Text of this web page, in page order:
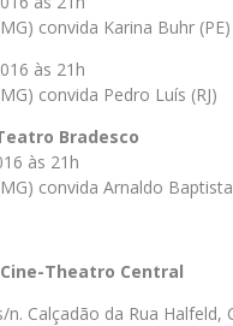
convida Karina Buhr (PE)
às 21h
convida Pedro Luís (RJ)
Bradesco
às 21h
convida Arnaldo
Theatro Central
n. Calçadão da Rua Halfeld,